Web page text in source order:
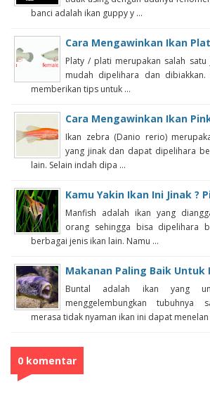
banci adalah ikan guppy y ...
Cara Mengawinkan Ikan
Platy / plati merupakan salah satu
mudah dipelihara dan
memberikan tips untuk ...
Cara Mengawinkan Ikan
Ikan zebra (Danio rerio)
yang jinak dan dapat dipelihara
lain. Selain indah dipa ...
Kamu Yakin Ikan Ini Jinak ?
Manfish adalah ikan yang
orang sehingga bisa dipelihara
berbagai jenis ikan lain. Namu ...
Makanan Paling Baik Untuk
Buntal adalah ikan yang
menggelembungkan tubuhnya
merasa tidak nyaman ikan ini dapat menelan
0 komentar